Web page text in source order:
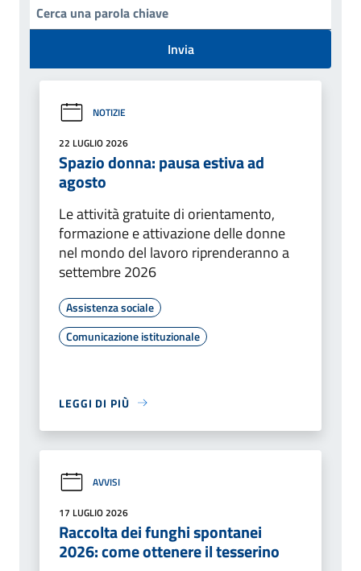
Invia
NOTIZIE
22 LUGLIO 2026
Spazio donna: pausa estiva ad
agosto
Le attività gratuite di orientamento,
formazione e attivazione delle donne
nel mondo del lavoro riprenderanno a
settembre 2026
Assistenza sociale
Comunicazione istituzionale
LEGGI DI PIÙ
AVVISI
17 LUGLIO 2026
Raccolta dei funghi spontanei
2026: come ottenere il tesserino